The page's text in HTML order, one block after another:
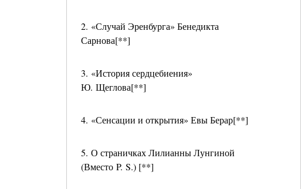
2. «Случай Эренбурга» Бенедикта
Сарнова[**]
3. «История сердцебиения»
Ю. Щеглова[**]
4. «Сенсации и открытия» Евы Берар[**]
5. О страничках Лилианны Лунгиной
(Вместо P. S.) [**]